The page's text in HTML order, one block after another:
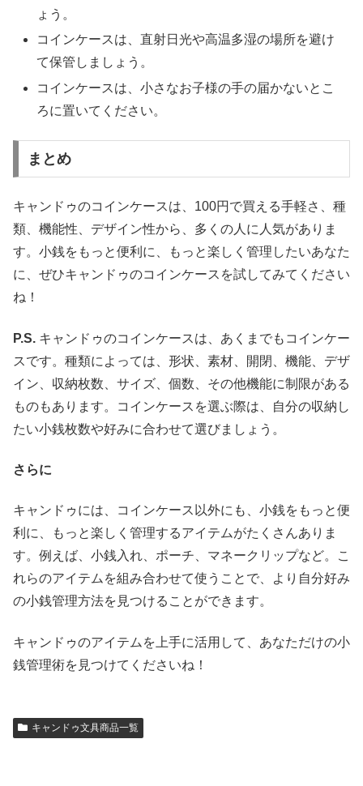
ょう。
コインケースは、直射日光や高温多湿の場所を避け
て保管しましょう。
コインケースは、小さなお子様の手の届かないとこ
ろに置いてください。
まとめ
キャンドゥのコインケースは、100円で買える手軽さ、種
類、機能性、デザイン性から、多くの人に人気がありま
す。小銭をもっと便利に、もっと楽しく管理したいあなた
に、ぜひキャンドゥのコインケースを試してみてください
ね！
P.S. キャンドゥのコインケースは、あくまでもコインケー
スです。種類によっては、形状、素材、開閉、機能、デザ
イン、収納枚数、サイズ、個数、その他機能に制限がある
ものもあります。コインケースを選ぶ際は、自分の収納し
たい小銭枚数や好みに合わせて選びましょう。
さらに
キャンドゥには、コインケース以外にも、小銭をもっと便
利に、もっと楽しく管理するアイテムがたくさんありま
す。例えば、小銭入れ、ポーチ、マネークリップなど。こ
れらのアイテムを組み合わせて使うことで、より自分好み
の小銭管理方法を見つけることができます。
キャンドゥのアイテムを上手に活用して、あなただけの小
銭管理術を見つけてくださいね！
キャンドゥ文具商品一覧